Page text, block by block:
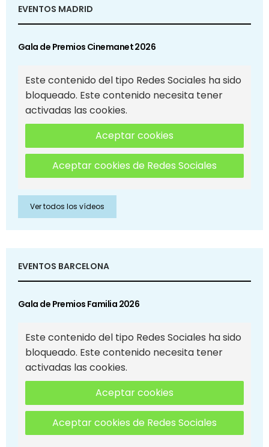
EVENTOS MADRID
Gala de Premios Cinemanet 2026
Este contenido del tipo Redes Sociales ha sido
bloqueado. Este contenido necesita tener
activadas las cookies.
Aceptar cookies
Aceptar cookies de Redes Sociales
Ver todos los vídeos
EVENTOS BARCELONA
Gala de Premios Familia 2026
Este contenido del tipo Redes Sociales ha sido
bloqueado. Este contenido necesita tener
activadas las cookies.
Aceptar cookies
Aceptar cookies de Redes Sociales